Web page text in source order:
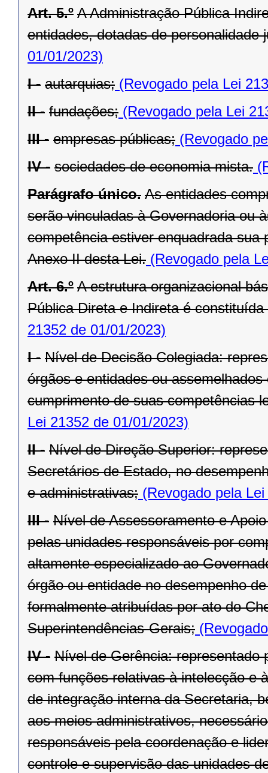
Art. 5.º A Administração Pública
entidades, dotadas de personalidade
01/01/2023)
I - autarquias; (Revogado pela Lei
II - fundações; (Revogado pela Lei
III - empresas públicas; (Revogado
IV - sociedades de economia mista.
Parágrafo único. As entidades
serão vinculadas à Governadoria ou
competência estiver enquadrada
Anexo II desta Lei. (Revogado pela
Art. 6.º A estrutura organizacional
Pública Direta e Indireta é
21352 de 01/01/2023)
I - Nível de Decisão Colegiada:
órgãos e entidades ou
cumprimento de suas competências
Lei 21352 de 01/01/2023)
II - Nível de Direção Superior:
Secretários de Estado, no
e administrativas; (Revogado pela
III - Nível de Assessoramento e
pelas unidades responsáveis por
altamente especializado ao
órgão ou entidade no desempenho
formalmente atribuídas por ato do
Superintendências-Gerais;
IV - Nível de Gerência: representado
com funções relativas à intelecção e
de integração interna da Secretaria,
aos meios administrativos,
responsáveis pela coordenação e
controle e supervisão das unidades